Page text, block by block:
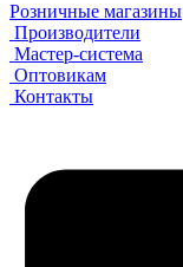
Розничные магазины
Производители
Мастер-система
Оптовикам
Контакты